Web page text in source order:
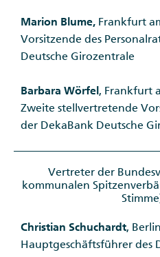
Marion Blume, Frankfurt
Vorsitzende des
Deutsche Girozentrale
Barbara Wörfel, Frankfurt
Zweite stellvertretende
der DekaBank Deutsche
Vertreter der
kommunalen
Christian Schuchardt, Berlin
Hauptgeschäftsführer des